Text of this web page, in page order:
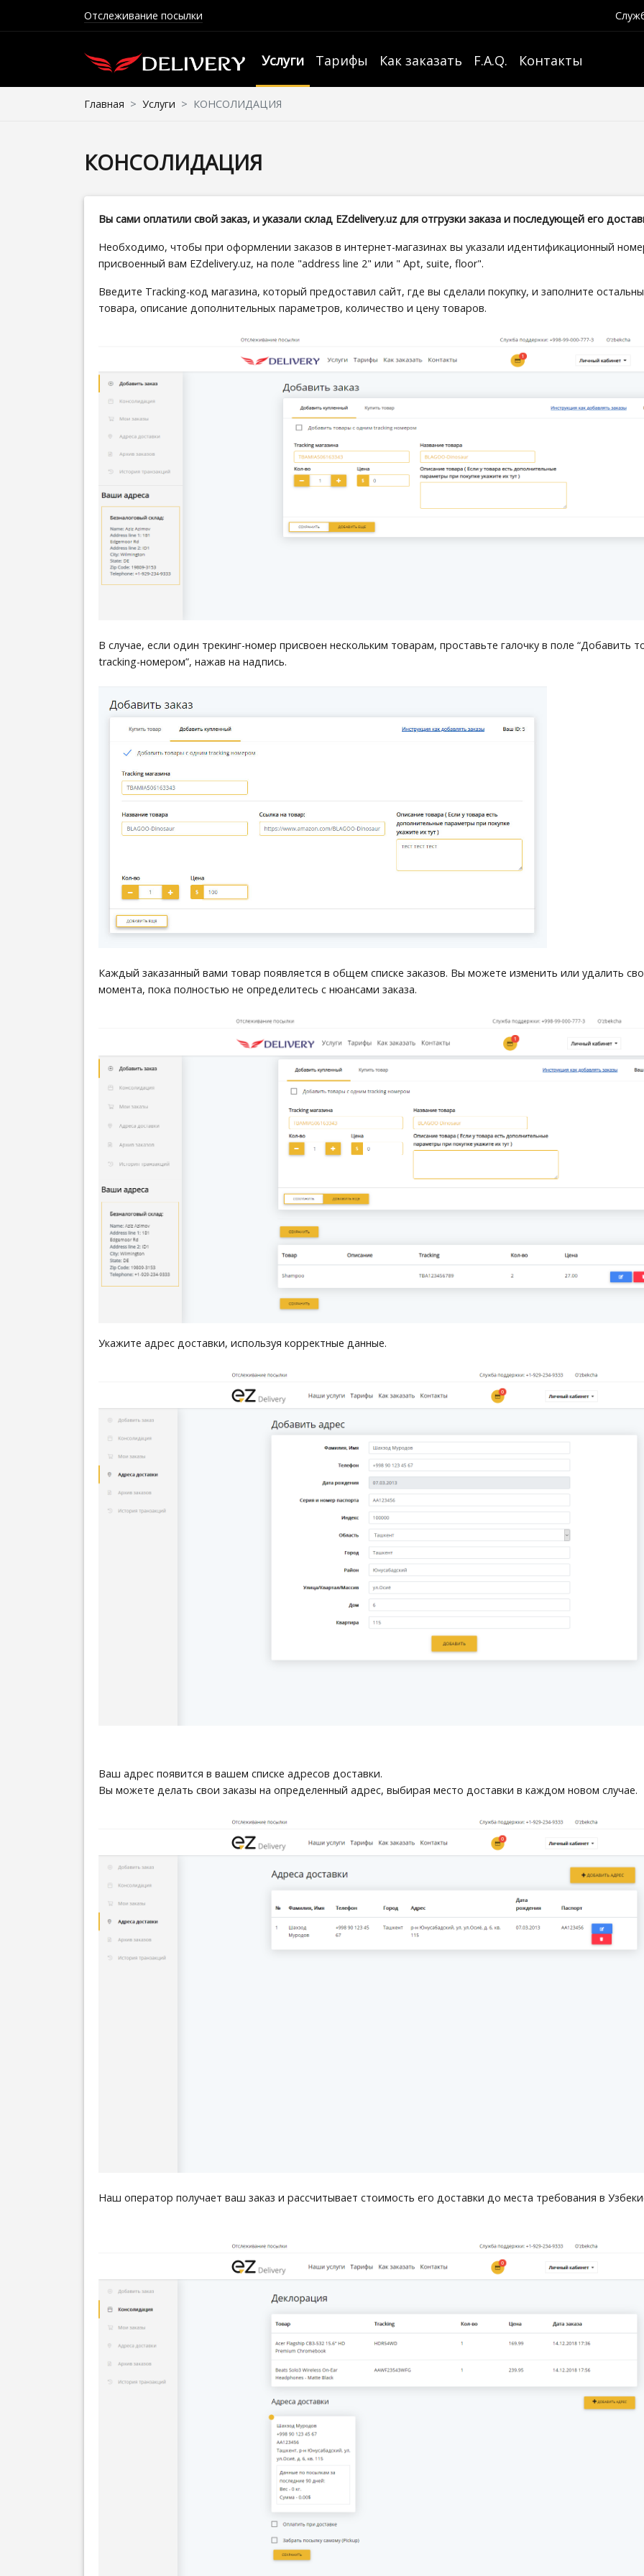
Отслеживание посылки
Услуги Тарифы Как заказать F.A.Q. Контакты
Главная Услуги КОНСОЛИДАЦИЯ
КОНСОЛИДАЦИЯ
Вы сами оплатили свой заказ, и указали склад EZdelivery.uz для отгрузки заказа и последующей его
Необходимо, чтобы при оформлении заказов в интернет-магазинах вы указали идентификационный
присвоенный вам EZdelivery.uz, на поле "address line 2" или " Apt, suite, floor".
Введите Tracking-код магазина, который предоставил сайт, где вы сделали покупку, и заполните
товара, описание дополнительных параметров, количество и цену товаров.
В случае, если один трекинг-номер присвоен нескольким товарам, проставьте галочку в поле “Добавить
tracking-номером”, нажав на надпись.
Каждый заказанный вами товар появляется в общем списке заказов. Вы можете изменить или удалить
момента, пока полностью не определитесь с нюансами заказа.
Укажите адрес доставки, используя корректные данные.
Ваш адрес появится в вашем списке адресов доставки.
Вы можете делать свои заказы на определенный адрес, выбирая место доставки в каждом новом случае.
Наш оператор получает ваш заказ и рассчитывает стоимость его доставки до места требования в